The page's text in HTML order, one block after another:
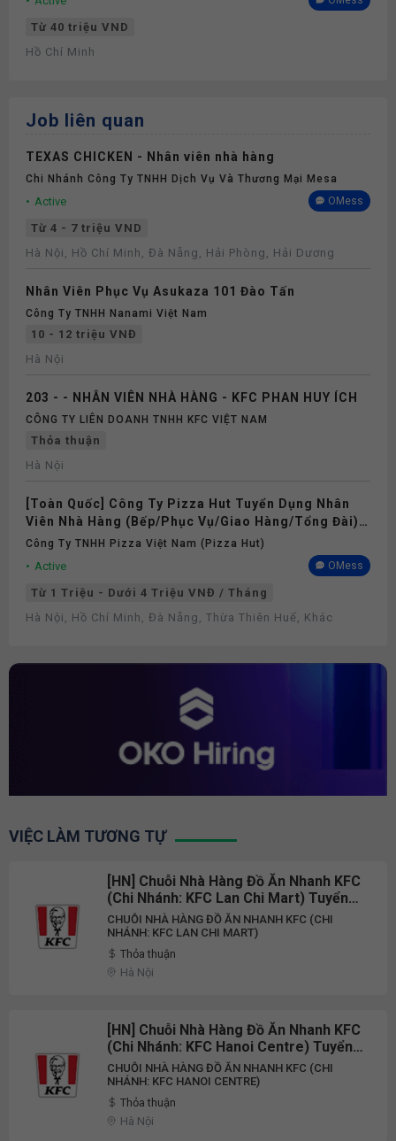
Từ 40 triệu VND
Hồ Chí Minh
Job liên quan
TEXAS CHICKEN - Nhân viên nhà hàng
Chi Nhánh Công Ty TNHH Dịch Vụ Và Thương Mại Mesa
Active OMess
Từ 4 - 7 triệu VND
Hà Nội, Hồ Chí Minh, Đà Nẵng, Hải Phòng, Hải Dương
Nhân Viên Phục Vụ Asukaza 101 Đào Tấn
Công Ty TNHH Nanami Việt Nam
10 - 12 triệu VNĐ
Hà Nội
203 - - NHÂN VIÊN NHÀ HÀNG - KFC PHAN HUY ÍCH
CÔNG TY LIÊN DOANH TNHH KFC VIỆT NAM
Thỏa thuận
Hà Nội
[Toàn Quốc] Công Ty Pizza Hut Tuyển Dụng Nhân
Viên Nhà Hàng (Bếp/Phục Vụ/Giao Hàng/Tổng Đài)
Part-time/Full-time 2026
Công Ty TNHH Pizza Việt Nam (Pizza Hut)
Active OMess
Từ 1 Triệu - Dưới 4 Triệu VNĐ / Tháng
Hà Nội, Hồ Chí Minh, Đà Nẵng, Thừa Thiên Huế, Khác
VIỆC LÀM TƯƠNG TỰ
[HN] Chuỗi Nhà Hàng Đồ Ăn Nhanh KFC
(Chi Nhánh: KFC Lan Chi Mart) Tuyển
Dụng Nhân Viên Nhà Hàng Part-Time
2026
CHUỖI NHÀ HÀNG ĐỒ ĂN NHANH KFC (CHI
NHÁNH: KFC LAN CHI MART)
Thỏa thuận
Hà Nội
[HN] Chuỗi Nhà Hàng Đồ Ăn Nhanh KFC
(Chi Nhánh: KFC Hanoi Centre) Tuyển
Dụng Nhân Viên Nhà Hàng Part-Time
2026
CHUỖI NHÀ HÀNG ĐỒ ĂN NHANH KFC (CHI
NHÁNH: KFC HANOI CENTRE)
Thỏa thuận
Hà Nội